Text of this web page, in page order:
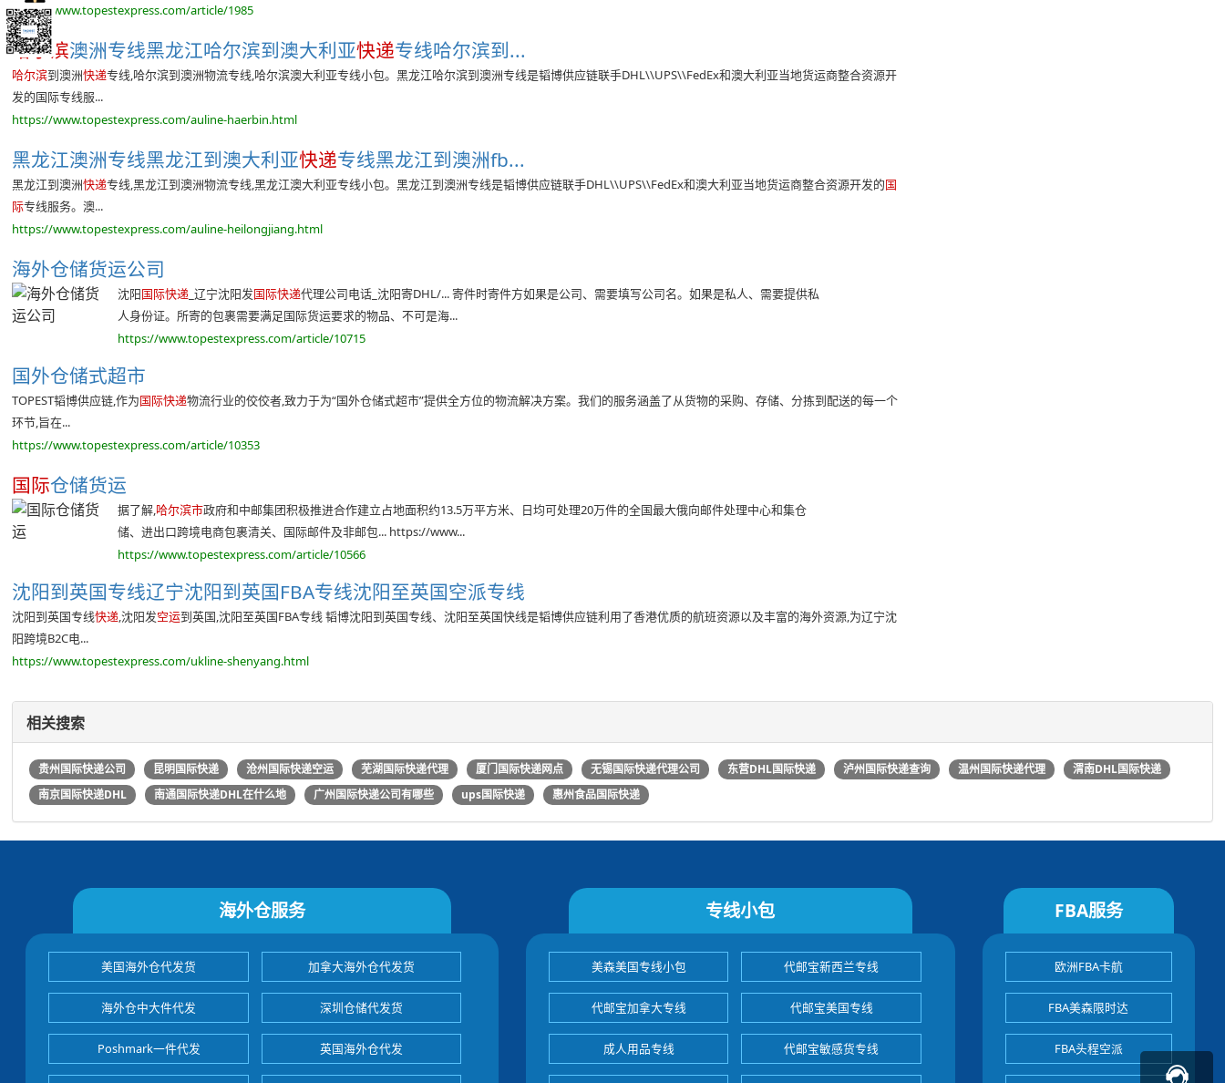
https://www.topestexpress.com/article/1985
哈尔滨澳洲专线黑龙江哈尔滨到澳大利亚快递专线哈尔滨到...
哈尔滨到澳洲快递专线,哈尔滨到澳洲物流专线,哈尔滨澳大利亚专线小包。黑龙江哈尔滨到澳洲专线是韬博供应链联手DHL\\UPS\\FedEx和澳大利亚当地货运商整合资源开
发的国际专线服...
https://www.topestexpress.com/auline-haerbin.html
黑龙江澳洲专线黑龙江到澳大利亚快递专线黑龙江到澳洲fb...
黑龙江到澳洲快递专线,黑龙江到澳洲物流专线,黑龙江澳大利亚专线小包。黑龙江到澳洲专线是韬博供应链联手DHL\\UPS\\FedEx和澳大利亚当地货运商整合资源开发的国
际专线服务。澳...
https://www.topestexpress.com/auline-heilongjiang.html
海外仓储货运公司
沈阳国际快递 _辽宁沈阳发国际快递代理公司电话_沈阳寄DHL/... 寄件时寄件方如果是公司、需要填写公司名。如果是私人、需要提供私
人身份证。所寄的包裹需要满足国际货运要求的物品、不可是海...
https://www.topestexpress.com/article/10715
国外仓储式超市
TOPEST韬博供应链,作为国际快递物流行业的佼佼者,致力于为“国外仓储式超市”提供全方位的物流解决方案。我们的服务涵盖了从货物的采购、存储、分拣到配送的每一个
环节,旨在...
https://www.topestexpress.com/article/10353
国际仓储货运
据了解,哈尔滨市政府和中邮集团积极推进合作建立占地面积约13.5万平方米、日均可处理20万件的全国最大俄向邮件处理中心和集仓
储、进出口跨境电商包裹清关、国际邮件及非邮包... https://www...
https://www.topestexpress.com/article/10566
沈阳到英国专线辽宁沈阳到英国FBA专线沈阳至英国空派专线
沈阳到英国专线快递,沈阳发空运到英国,沈阳至英国FBA专线 韬博沈阳到英国专线、沈阳至英国快线是韬博供应链利用了香港优质的航班资源以及丰富的海外资源,为辽宁沈
阳跨境B2C电...
https://www.topestexpress.com/ukline-shenyang.html
相关搜索
贵州国际快递公司 昆明国际快递 沧州国际快递空运 芜湖国际快递代理 厦门国际快递网点 无锡国际快递代理公司 东营DHL国际快递 泸州国际快递查询 温州国际快递代理
渭南DHL国际快递
南京国际快递DHL
南通国际快递DHL在什么地 广州国际快递公司有哪些 ups国际快递 惠州食品国际快递
海外仓服务
美国海外仓代发货 加拿大海外仓代发货
海外仓中大件代发 深圳仓储代发货
Poshmark一件代发 英国海外仓代发
专线小包
美森美国专线小包 代邮宝新西兰专线
代邮宝加拿大专线 代邮宝美国专线
成人用品专线 代邮宝敏感货专线
FBA服务
欧洲FBA卡航
FBA美森限时达
FBA头程空派